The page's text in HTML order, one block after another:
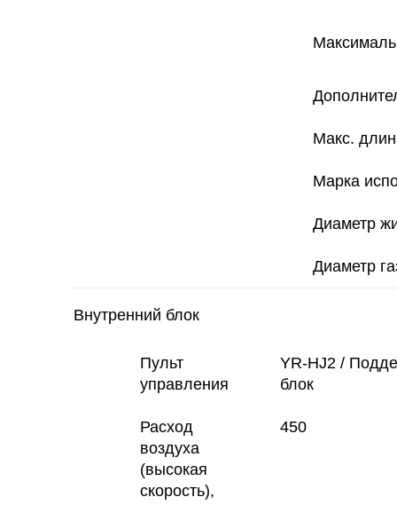
Макс.
Марка
Диаметр
Диаметр
Внутренний блок
Пульт
управления
YR-HJ2 /
блок
Расход
воздуха
(высокая
скорость),
450